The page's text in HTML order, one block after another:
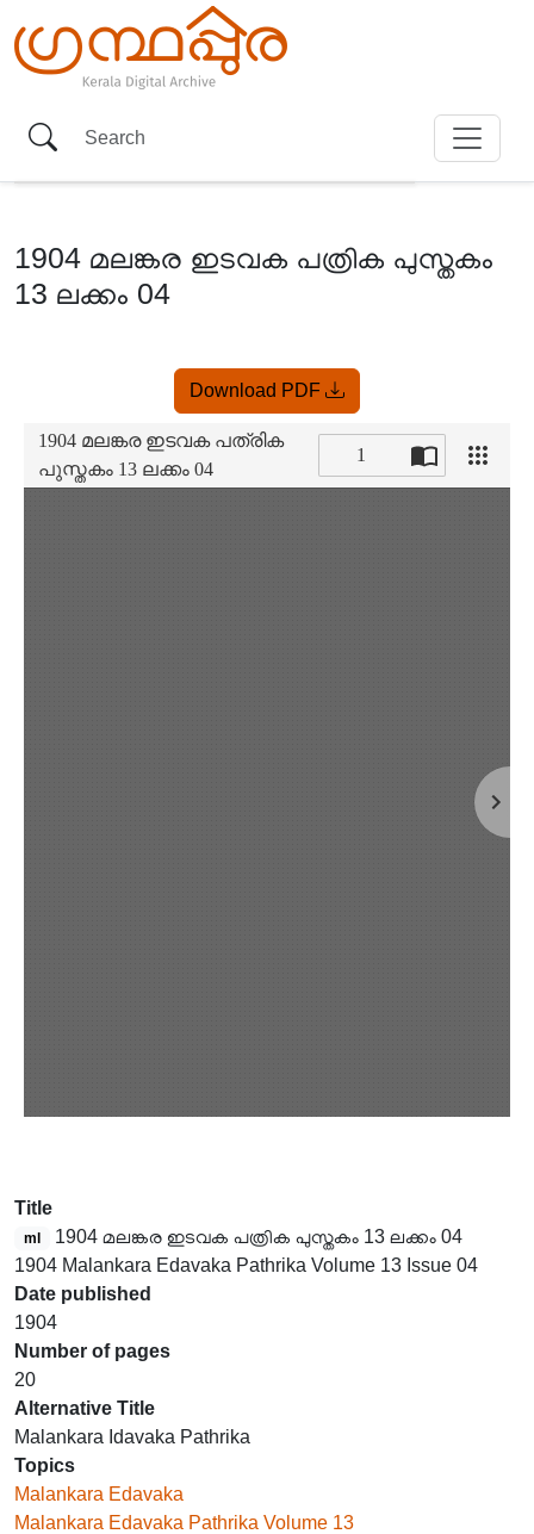
1904 മലങ്കര ഇടവക പത്രിക പുസ്തകം
13 ലക്കം 04
Download PDF
Title
ml
1904 മലങ്കര ഇടവക പത്രിക പുസ്തകം 13 ലക്കം 04
1904 Malankara Edavaka Pathrika Volume 13 Issue 04
Date published
1904
Number of pages
20
Alternative Title
Malankara Idavaka Pathrika
Topics
Malankara Edavaka
Malankara Edavaka Pathrika Volume 13